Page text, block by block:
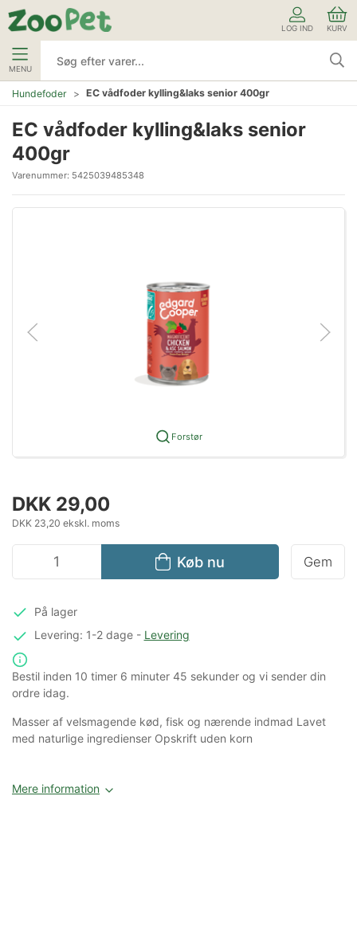
LOG IND KURV
MENU
Hundefoder EC vådfoder kylling&laks senior 400gr
EC vådfoder kylling&laks senior
400gr
Varenummer: 5425039485348
Forstør
DKK 29,00
DKK 23,20 ekskl. moms
Køb nu Gem
På lager
Levering: 1-2 dage- Levering
Bestil inden 10 timer 6 minuter 45 sekunder og vi sender din
ordre idag.
Masser af velsmagende kød, fisk og nærende indmad Lavet
med naturlige ingredienser Opskrift uden korn
Mere information